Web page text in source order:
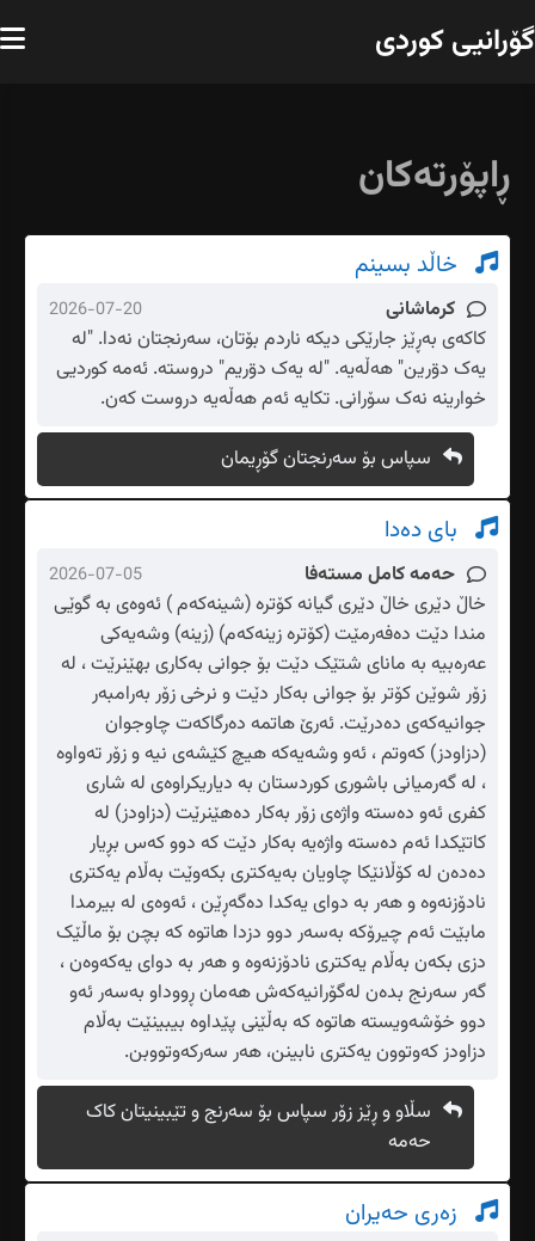
گۆرانیی کوردی
ڕاپۆرتەکان
خاڵد بسینم
کرماشانی 2026-07-20
کاکەی بەڕێز جارێکی دیکە ناردم بۆتان، سەرنجتان نەدا. "لە
یەک دۊرین" هەڵەیە. "لە یەک دۊریم" دروستە. ئەمە کوردیی
خوارینە نەک سۆرانی. تکایە ئەم هەڵەیە دروست کەن.
سپاس بۆ سەرنجتان گۆڕیمان
بای دەدا
حەمە کامل مستەفا 2026-07-05
خاڵ دێری خاڵ دێری گیانە کۆترە (شینەکەم ) ئەوەی بە گوێی
مندا دێت دەفەرمێت (کۆترە زینەکەم) (زینە) وشەیەکی
عەرەبیە بە مانای شتێک دێت بۆ جوانی بەکاری بهێنرێت ، لە
زۆر شوێن کۆتر بۆ جوانی بەکار دێت و نرخی زۆر بەرامبەر
جوانیەکەی دەدرێت. ئەرێ هاتمە دەرگاکەت چاوجوان
(دزاودز) کەوتم ، ئەو وشەیەکە هیچ کێشەی نیە و زۆر تەواوە
، لە گەرمیانی باشوری کوردستان بە دیاریکراوەی لە شاری
کفری ئەو دەستە واژەی زۆر بەکار دەهێنرێت (دزاودز) لە
کاتێکدا ئەم دەستە واژەیە بەکار دێت کە دوو کەس بڕیار
دەدەن لە کۆڵانێکا چاویان بەیەکتری بکەوێت بەڵام یەکتری
نادۆزنەوە و هەر بە دوای یەکدا دەگەڕێن ، ئەوەی لە بیرمدا
مابێت ئەم چیرۆکە بەسەر دوو دزدا هاتوە کە بچن بۆ ماڵێک
دزی بکەن بەڵام یەکتری نادۆزنەوە و هەر بە دوای یەکەوەن ،
گەر سەرنج بدەن لەگۆرانیەکەش هەمان ڕووداو بەسەر ئەو
دوو خۆشەویستە هاتوە کە بەڵێنی پێداوە بیبینێت بەڵام
دزاودز کەوتوون یەکتری نابینن، هەر سەرکەوتووبن.
سڵاو و ڕێز زۆر سپاس بۆ سەرنج و تێبینیتان کاک
حەمە
زەری حەیران